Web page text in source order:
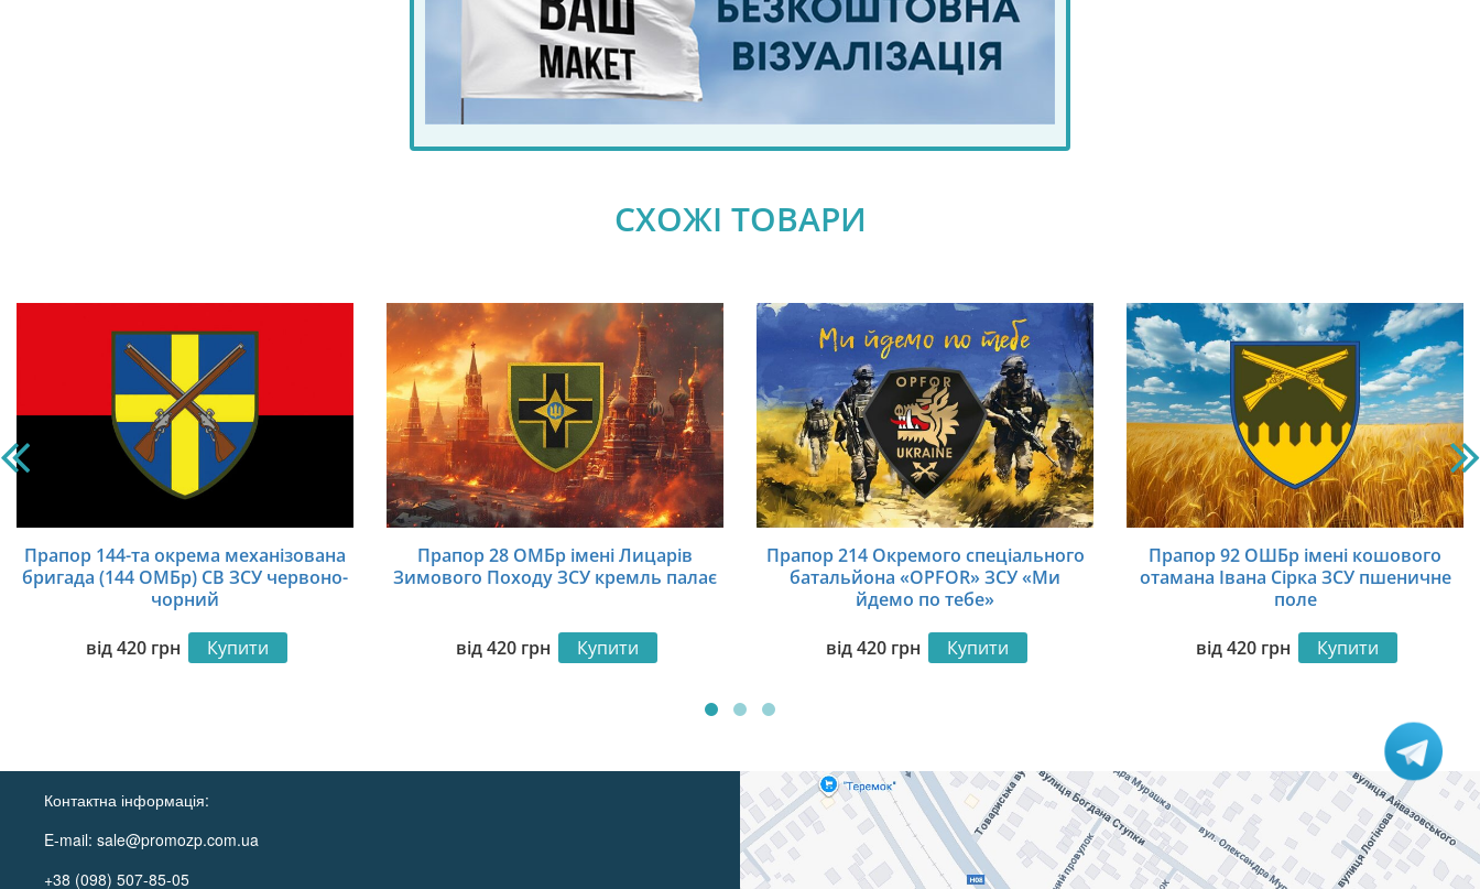
СХОЖІ ТОВАРИ
Прапор 144-та окрема механізована
бригада (144 ОМБр) СВ ЗСУ червоно-
чорний
від420 грн Купити
Прапор 28 ОМБр імені Лицарів
Зимового Походу ЗСУ кремль палає
від420 грн Купити
Прапор 214 Окремого спеціального
батальйона «OPFOR» ЗСУ «Ми
йдемо по тебе»
від420 грн Купити
Прапор 92 ОШБр імені кошового
отамана Івана Сірка ЗСУ пшеничне
поле
від420 грн Купити
Контактна інформація:
E-mail:sale@promozp.com.ua
+38 (098) 507-85-05